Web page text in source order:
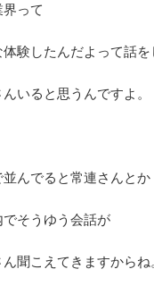
界って
体験したんだよって話
いると思うんですよ。
並んでると常連さんとか
でそうゆう会話が
聞こえてきますからね